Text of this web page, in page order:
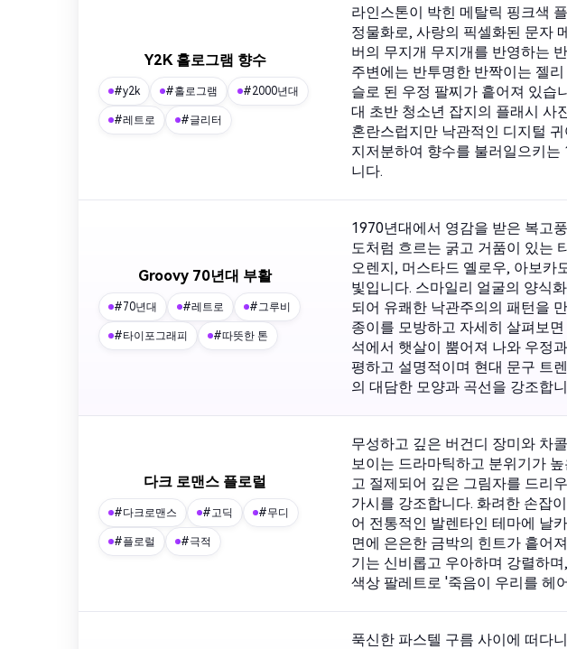
Y2K 홀로그램 향수
#y2k #홀로그램 #2000년대
#레트로 #글리터
라인스톤이 박힌 메탈릭 핑크색
정물화로, 사랑의 픽셀화된 문자
버의 무지개 무지개를 반영하는
주변에는 반투명한 반짝이는 젤
슬로 된 우정 팔찌가 흩어져 있습
대 초반 청소년 잡지의 플래시 사
혼란스럽지만 낙관적인 디지털
지저분하여 향수를 불러일으키
니다.
Groovy 70년대 부활
#70년대 #레트로 #그루비
#타이포그래피 #따뜻한 톤
1970년대에서 영감을 받은 복고
도처럼 흐르는 굵고 거품이 있는
오렌지, 머스타드 옐로우, 아보카
빛입니다. 스마일리 얼굴의 양식
되어 유쾌한 낙관주의의 패턴을
종이를 모방하고 자세히 살펴보
석에서 햇살이 뿜어져 나와 우정
평하고 설명적이며 현대 문구 트
의 대담한 모양과 곡선을 강조합
다크 로맨스 플로럴
#다크로맨스 #고딕 #무디
#플로럴 #극적
무성하고 깊은 버건디 장미와 차
보이는 드라마틱하고 분위기가
고 절제되어 깊은 그림자를 드리
가시를 강조합니다. 화려한 손잡
어 전통적인 발렌타인 테마에 날
면에 은은한 금박의 힌트가 흩어
기는 신비롭고 우아하며 강렬하
색상 팔레트로 '죽음이 우리를 헤
푹신한 파스텔 구름 사이에 떠다